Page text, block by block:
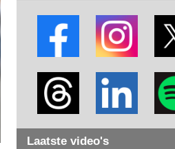
Laatste video's